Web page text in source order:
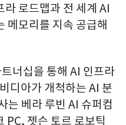
로드맵과 전 세계 AI
메모리를 지속 공급해
너십을 통해 AI 인프라
디아가 개척하는 AI 분
는 베라 루빈 AI 슈퍼컴
PC, 젯슨 토르 로보틱